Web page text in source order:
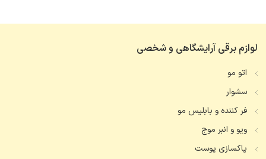
لوازم برقی آرایشگاهی و شخصی
اتو مو
سشوار
فر کننده و بابلیس مو
ویو و انبر موج
پاکسازی پوست